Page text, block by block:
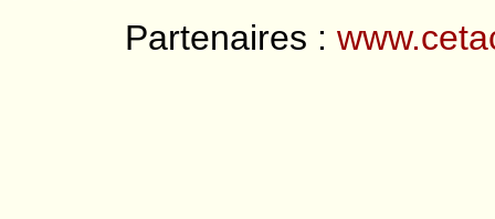
Partenaires :